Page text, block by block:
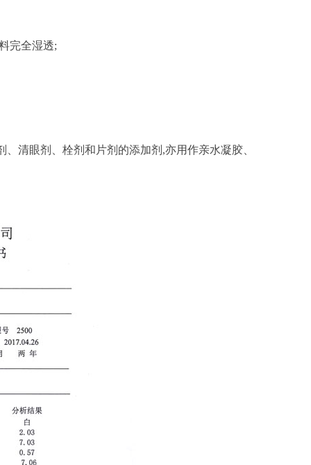
完全湿透;
清眼剂、栓剂和片剂的添加剂,亦用作亲水凝胶、